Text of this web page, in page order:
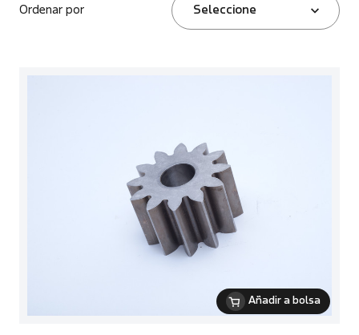
Ordenar por Seleccione
Añadir a bolsa